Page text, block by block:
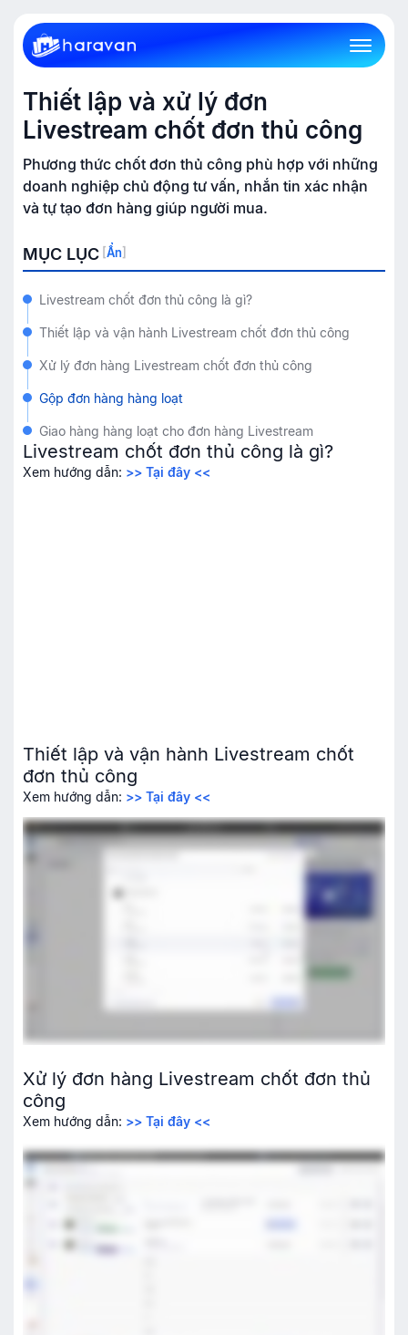
Thiết lập và xử lý đơn
Livestream chốt đơn thủ công
Phương thức chốt đơn thủ công phù hợp với những
doanh nghiệp chủ động tư vấn, nhắn tin xác nhận
và tự tạo đơn hàng giúp người mua.
MỤC LỤC Ẩn
Livestream chốt đơn thủ công là gì?
Thiết lập và vận hành Livestream chốt đơn thủ công
Xử lý đơn hàng Livestream chốt đơn thủ công
Gộp đơn hàng hàng loạt
Giao hàng hàng loạt cho đơn hàng Livestream
Livestream chốt đơn thủ công là gì?
Xem hướng dẫn: >> Tại đây <<
Thiết lập và vận hành Livestream chốt
đơn thủ công
Xem hướng dẫn: >> Tại đây <<
Xử lý đơn hàng Livestream chốt đơn thủ
công
Xem hướng dẫn: >> Tại đây <<